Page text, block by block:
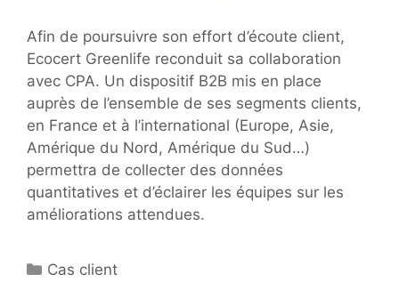
Afin de poursuivre son effort d’écoute client,
Ecocert Greenlife reconduit sa collaboration
avec CPA. Un dispositif B2B mis en place
auprès de l’ensemble de ses segments clients,
en France et à l’international (Europe, Asie,
Amérique du Nord, Amérique du Sud…)
permettra de collecter des données
quantitatives et d’éclairer les équipes sur les
améliorations attendues.
Catégories
Cas client